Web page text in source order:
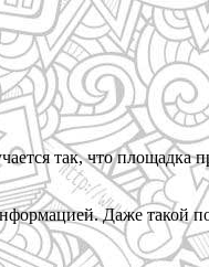
так, что площадка
Даже такой